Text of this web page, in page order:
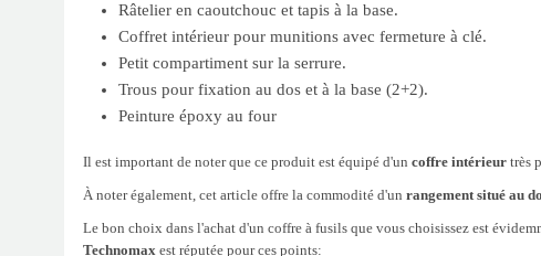
Râtelier en caoutchouc et tapis à la base.
Coffret intérieur pour munitions avec fermeture à clé.
Petit compartiment sur la serrure.
Trous pour fixation au dos et à la base (2+2).
Peinture époxy au four
Il est important de noter que ce produit est équipé d'un coffre intérieur très
À noter également, cet article offre la commodité d'un rangement situé au
Le bon choix dans l'achat d'un coffre à fusils que vous choisissez est
Technomax est réputée pour ces points: